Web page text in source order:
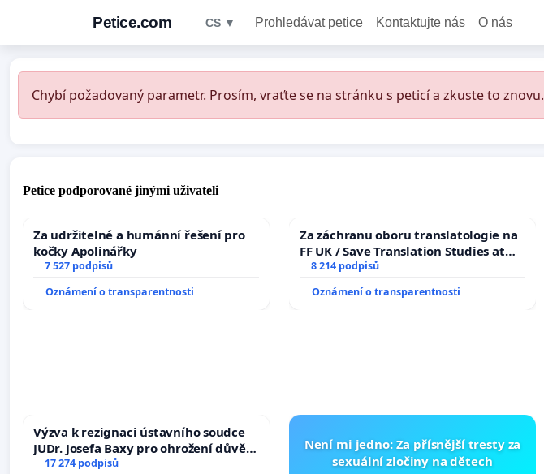
Petice.com CS ▼ Prohledávat petice Kontaktujte nás O nás
Chybí požadovaný parametr. Prosím, vraťte se na stránku s peticí a zkuste to znovu.
Petice podporované jinými uživateli
Za udržitelné a humánní řešení pro
kočky Apolinářky
7 527 podpisů
Oznámení o transparentnosti
Za záchranu oboru translatologie na
FF UK / Save Translation Studies at
the Faculty of Arts, Charles
University
8 214 podpisů
Oznámení o transparentnosti
Výzva k rezignaci ústavního soudce
JUDr. Josefa Baxy pro ohrožení důvěry
ve spravedlivý proces
17 274 podpisů
Není mi jedno: Za přísnější tresty za
sexuální zločiny na dětech